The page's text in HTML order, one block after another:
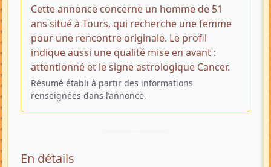
Cette annonce concerne un homme de 51
ans situé à Tours, qui recherche une femme
pour une rencontre originale. Le profil
indique aussi une qualité mise en avant :
attentionné et le signe astrologique Cancer.
Résumé établi à partir des informations
renseignées dans l’annonce.
En détails